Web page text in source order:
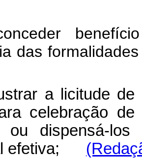
das
a licitude de
celebração
ou dispensá-los
efetiva;